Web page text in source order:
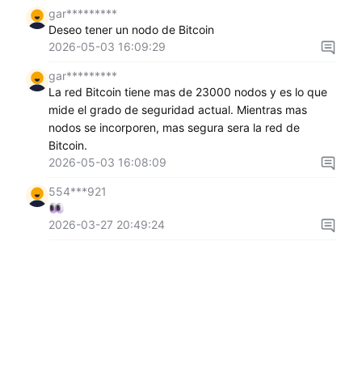
gar*********
Deseo tener un nodo de Bitcoin
2026-05-03 16:09:29
gar*********
La red Bitcoin tiene mas de 23000 nodos y es lo que
mide el grado de seguridad actual. Mientras mas
nodos se incorporen, mas segura sera la red de
Bitcoin.
2026-05-03 16:08:09
554***921
2026-03-27 20:49:24